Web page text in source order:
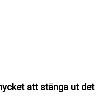
att stänga ut det